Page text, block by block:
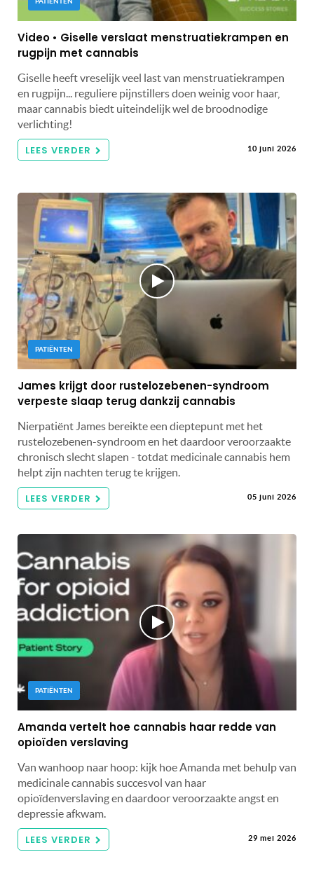
Video • Giselle verslaat menstruatiekrampen en
rugpijn met cannabis
Giselle heeft vreselijk veel last van menstruatiekrampen
en rugpijn... reguliere pijnstillers doen weinig voor haar,
maar cannabis biedt uiteindelijk wel de broodnodige
verlichting!
LEES VERDER 10 juni 2026
PATIËNTEN
James krijgt door rustelozebenen-syndroom
verpeste slaap terug dankzij cannabis
Nierpatiënt James bereikte een dieptepunt met het
rustelozebenen-syndroom en het daardoor veroorzaakte
chronisch slecht slapen - totdat medicinale cannabis hem
helpt zijn nachten terug te krijgen.
LEES VERDER 05 juni 2026
PATIËNTEN
Amanda vertelt hoe cannabis haar redde van
opioïden verslaving
Van wanhoop naar hoop: kijk hoe Amanda met behulp van
medicinale cannabis succesvol van haar
opioïdenverslaving en daardoor veroorzaakte angst en
depressie afkwam.
LEES VERDER 29 mei 2026